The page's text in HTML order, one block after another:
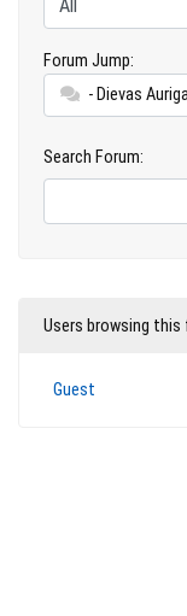
Forum Jump:
- Dievas
Search Forum:
Users browsing this
Guest